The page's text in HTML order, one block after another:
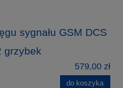
sygnału GSM DCS
grzybek
579,00 zł
do koszyka